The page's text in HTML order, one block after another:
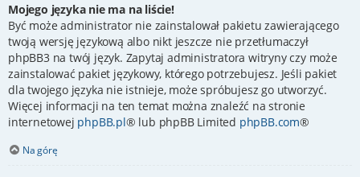
Mojego języka nie ma na liście!
Być może administrator nie zainstalował pakietu zawierającego
twoją wersję językową albo nikt jeszcze nie przetłumaczył
phpBB3 na twój język. Zapytaj administratora witryny czy może
zainstalować pakiet językowy, którego potrzebujesz. Jeśli pakiet
dla twojego języka nie istnieje, może spróbujesz go utworzyć.
Więcej informacji na ten temat można znaleźć na stronie
internetowej phpBB.pl® lub phpBB Limited phpBB.com®
Na górę